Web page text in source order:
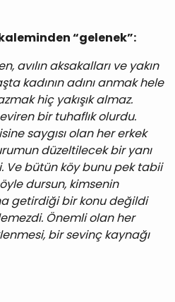
“gelenek”:
avılın aksakalları ve yakın
kadının adını anmak hele
hiç yakışık almaz.
bir tuhaflık olurdu.
saygısı olan her erkek
düzeltilecek bir yanı
Ve bütün köy bunu pek tabii
dursun, kimsenin
getirdiği bir konu değildi
Önemli olan her
bir sevinç kaynağı